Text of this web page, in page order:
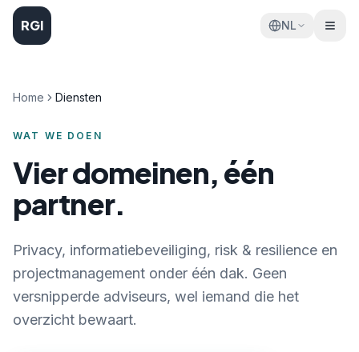
RGI NL
Home Diensten
WAT WE DOEN
Vier domeinen, één
partner.
Privacy, informatiebeveiliging, risk & resilience en
projectmanagement onder één dak. Geen
versnipperde adviseurs, wel iemand die het
overzicht bewaart.